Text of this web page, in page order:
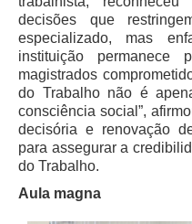
Calendário da Justiça
Certidões
Concursos
Contas abertas em
Diários Eletrônicos
e-Doc
Guias de recolhimento
decisões que
especializado, mas
instituição permanece
magistrados
do Trabalho não é
consciência social”,
decisória e renovação
para assegurar a
do Trabalho.
Aula magna